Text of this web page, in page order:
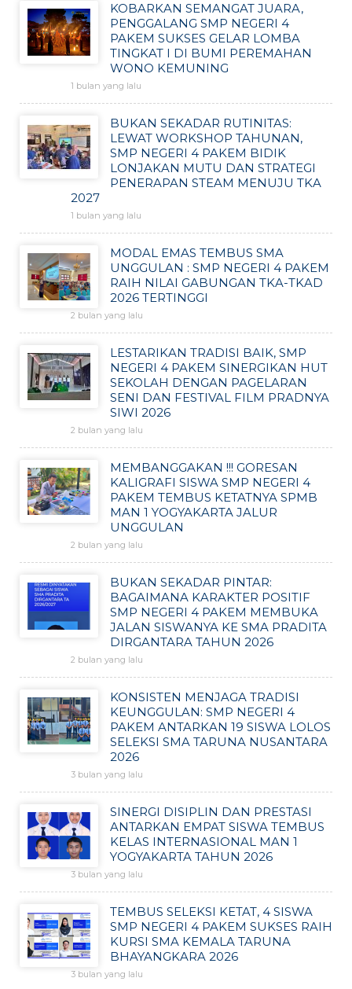
KOBARKAN SEMANGAT JUARA,
PENGGALANG SMP NEGERI 4
PAKEM SUKSES GELAR LOMBA
TINGKAT I DI BUMI PEREMAHAN
WONO KEMUNING
1 bulan yang lalu
BUKAN SEKADAR RUTINITAS:
LEWAT WORKSHOP TAHUNAN,
SMP NEGERI 4 PAKEM BIDIK
LONJAKAN MUTU DAN STRATEGI
PENERAPAN STEAM MENUJU TKA
2027
1 bulan yang lalu
MODAL EMAS TEMBUS SMA
UNGGULAN : SMP NEGERI 4 PAKEM
RAIH NILAI GABUNGAN TKA-TKAD
2026 TERTINGGI
2 bulan yang lalu
LESTARIKAN TRADISI BAIK, SMP
NEGERI 4 PAKEM SINERGIKAN HUT
SEKOLAH DENGAN PAGELARAN
SENI DAN FESTIVAL FILM PRADNYA
SIWI 2026
2 bulan yang lalu
MEMBANGGAKAN !!! GORESAN
KALIGRAFI SISWA SMP NEGERI 4
PAKEM TEMBUS KETATNYA SPMB
MAN 1 YOGYAKARTA JALUR
UNGGULAN
2 bulan yang lalu
BUKAN SEKADAR PINTAR:
BAGAIMANA KARAKTER POSITIF
SMP NEGERI 4 PAKEM MEMBUKA
JALAN SISWANYA KE SMA PRADITA
DIRGANTARA TAHUN 2026
2 bulan yang lalu
KONSISTEN MENJAGA TRADISI
KEUNGGULAN: SMP NEGERI 4
PAKEM ANTARKAN 19 SISWA LOLOS
SELEKSI SMA TARUNA NUSANTARA
2026
3 bulan yang lalu
SINERGI DISIPLIN DAN PRESTASI
ANTARKAN EMPAT SISWA TEMBUS
KELAS INTERNASIONAL MAN 1
YOGYAKARTA TAHUN 2026
3 bulan yang lalu
TEMBUS SELEKSI KETAT, 4 SISWA
SMP NEGERI 4 PAKEM SUKSES RAIH
KURSI SMA KEMALA TARUNA
BHAYANGKARA 2026
3 bulan yang lalu